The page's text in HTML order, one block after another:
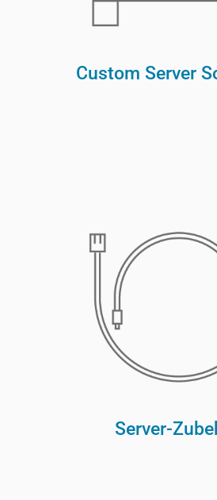
Custom Server
Server-